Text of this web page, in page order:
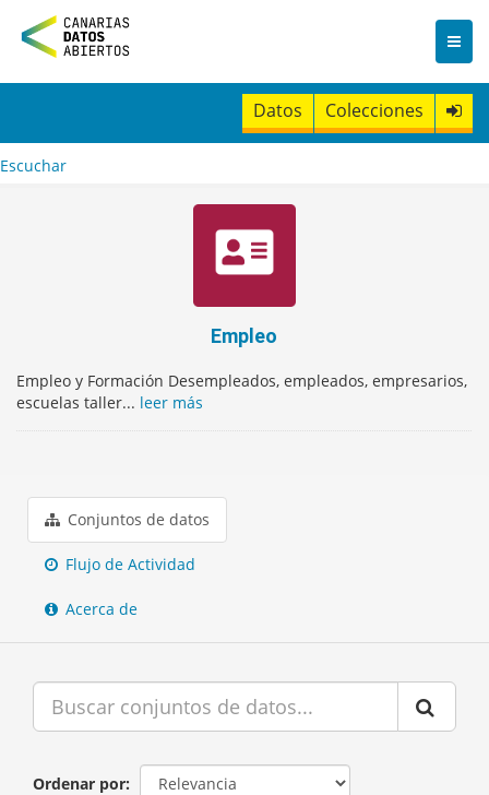
n
t
Datos Colecciones
Escuchar
Empleo
Empleo y Formación Desempleados, empleados, empresarios,
escuelas taller... leer más
Conjuntos de datos
Flujo de Actividad
Acerca de
Ordenar por